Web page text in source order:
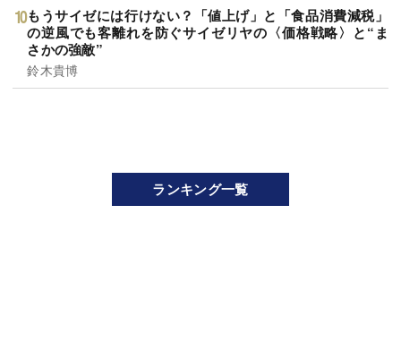
もうサイゼには行けない？「値上げ」と「食品消費減税」
の逆風でも客離れを防ぐサイゼリヤの〈価格戦略〉と“ま
さかの強敵”
鈴木貴博
ランキング一覧